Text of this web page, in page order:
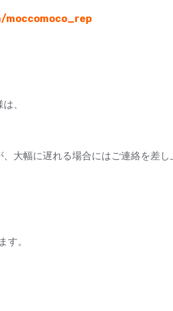
、
大幅に遅れる場合にはご連絡を差し
す。